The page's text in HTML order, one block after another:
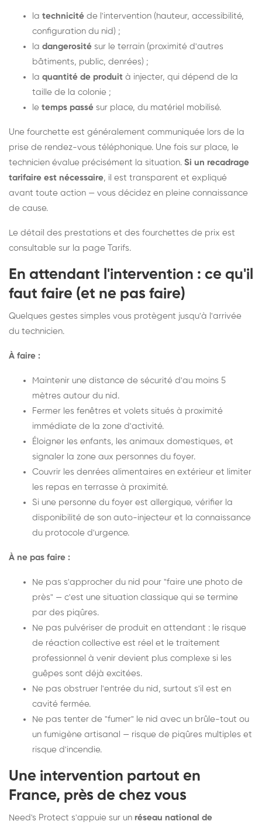
la technicité de l'intervention (hauteur, accessibilité,
configuration du nid) ;
la dangerosité sur le terrain (proximité d'autres
bâtiments, public, denrées) ;
la quantité de produit à injecter, qui dépend de la
taille de la colonie ;
le temps passé sur place, du matériel mobilisé.
Une fourchette est généralement communiquée lors de la
prise de rendez-vous téléphonique. Une fois sur place, le
technicien évalue précisément la situation. Si un recadrage
tarifaire est nécessaire, il est transparent et expliqué
avant toute action — vous décidez en pleine connaissance
de cause.
Le détail des prestations et des fourchettes de prix est
consultable sur la page Tarifs.
En attendant l'intervention : ce qu'il
faut faire (et ne pas faire)
Quelques gestes simples vous protègent jusqu'à l'arrivée
du technicien.
À faire :
Maintenir une distance de sécurité d'au moins 5
mètres autour du nid.
Fermer les fenêtres et volets situés à proximité
immédiate de la zone d'activité.
Éloigner les enfants, les animaux domestiques, et
signaler la zone aux personnes du foyer.
Couvrir les denrées alimentaires en extérieur et limiter
les repas en terrasse à proximité.
Si une personne du foyer est allergique, vérifier la
disponibilité de son auto-injecteur et la connaissance
du protocole d'urgence.
À ne pas faire :
Ne pas s'approcher du nid pour "faire une photo de
près" — c'est une situation classique qui se termine
par des piqûres.
Ne pas pulvériser de produit en attendant : le risque
de réaction collective est réel et le traitement
professionnel à venir devient plus complexe si les
guêpes sont déjà excitées.
Ne pas obstruer l'entrée du nid, surtout s'il est en
cavité fermée.
Ne pas tenter de "fumer" le nid avec un brûle-tout ou
un fumigène artisanal — risque de piqûres multiples et
risque d'incendie.
Une intervention partout en
France, près de chez vous
Need's Protect s'appuie sur un réseau national de